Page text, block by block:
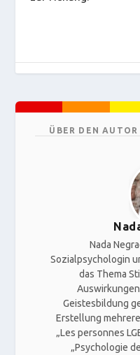
ÜBER DEN AUTOR
Nada
Sozialpsychologin
das Thema
Geistesbildung
Erstellung
„Les personnes
„Psychologie